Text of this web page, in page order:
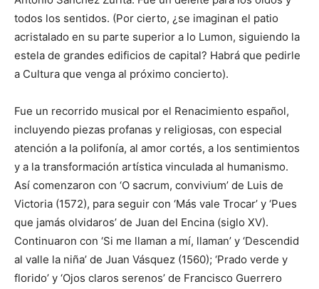
todos los sentidos. (Por cierto, ¿se imaginan el patio
acristalado en su parte superior a lo Lumon, siguiendo la
estela de grandes edificios de capital? Habrá que pedirle
a Cultura que venga al próximo concierto).
Fue un recorrido musical por el Renacimiento español,
incluyendo piezas profanas y religiosas, con especial
atención a la polifonía, al amor cortés, a los sentimientos
y a la transformación artística vinculada al humanismo.
Así comenzaron con ‘O sacrum, convivium’ de Luis de
Victoria (1572), para seguir con ‘Más vale Trocar’ y ‘Pues
que jamás olvidaros’ de Juan del Encina (siglo XV).
Continuaron con ‘Si me llaman a mí, llaman’ y ‘Descendid
al valle la niña’ de Juan Vásquez (1560); ‘Prado verde y
florido’ y ‘Ojos claros serenos’ de Francisco Guerrero